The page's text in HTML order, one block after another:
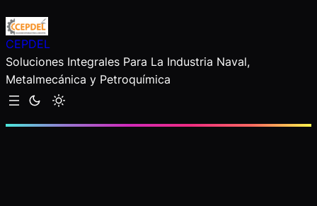
Saltar
al
contenido
CEPDEL
Soluciones Integrales Para La Industria Naval,
Metalmecánica y Petroquímica